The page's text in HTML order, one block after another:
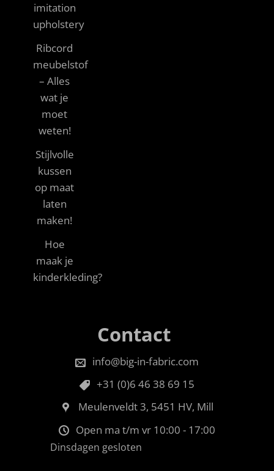
imitation
upholstery
Ribcord
meubelstof
– Alles
wat je
moet
weten!
Stijlvolle
kussen
op maat
laten
maken!
Hoe
maak je
kinderkleding?
Contact
info@big-in-fabric.com
+31 (0)6 46 38 69 15
Meulenveldt 3, 5451 HV, Mill
Open ma t/m vr 10:00 - 17:00
Dinsdagen gesloten